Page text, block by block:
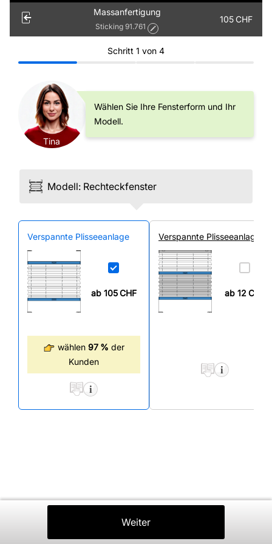
Massanfertigung
Sticking 91.761
105CHF
Schritt 1 von 4
Tina
Wählen Sie Ihre Fensterform und Ihr
Modell.
Modell: Rechteck­fenster
Ver­spannte Plissee­anlage
ab 105CHF
wählen 97 % der
Kunden
Ver­spannte Plissee­anlage
ab 12 CHF
Weiter